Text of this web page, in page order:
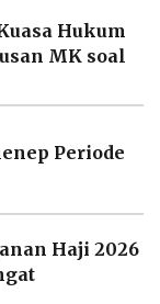
Hukum
MK soal
Periode
Haji 2026